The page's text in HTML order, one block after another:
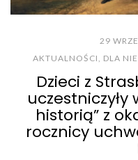
29
AKTUALNOŚCI
DLA
Dzieci z
uczestniczyły
historią” z
rocznicy